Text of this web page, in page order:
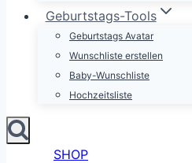
Geburtstags-Tools
Geburtstags Avatar
Wunschliste erstellen
Baby-Wunschliste
Hochzeitsliste
SHOP